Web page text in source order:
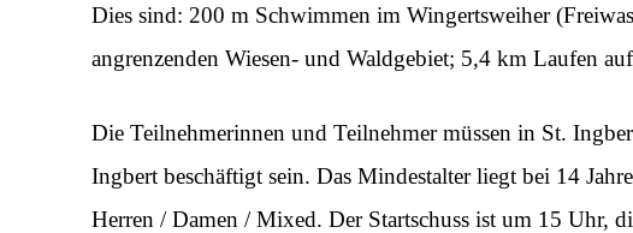
Dies sind: 200 m Schwimmen im Wingertsweiher
angrenzenden Wiesen- und Waldgebiet; 5,4 km Laufen
Die Teilnehmerinnen und Teilnehmer müssen in St.
Ingbert beschäftigt sein. Das Mindestalter liegt bei 14
Herren / Damen / Mixed. Der Startschuss ist um 15 Uhr,